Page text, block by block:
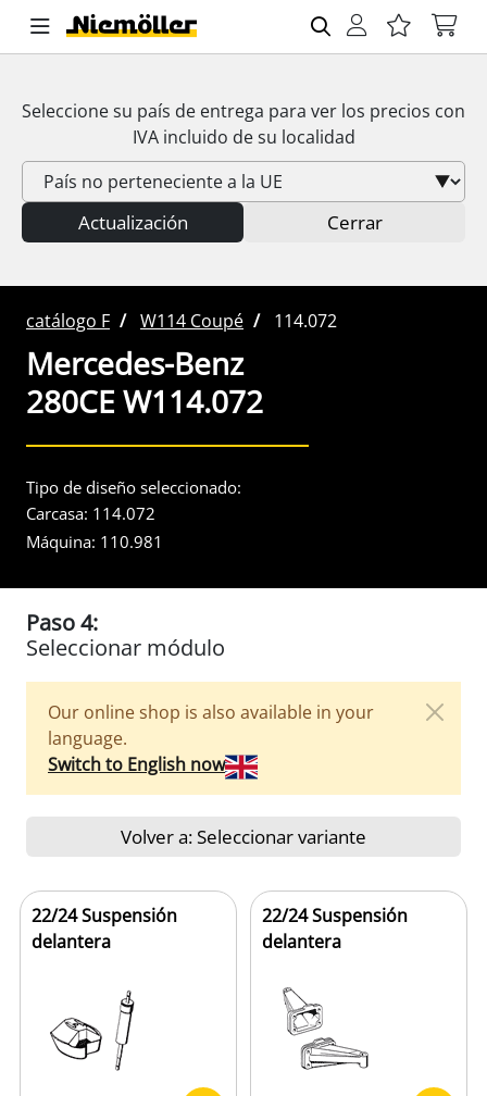
Seleccione su país de entrega para ver los precios con
IVAincluido de su localidad
Actualización Cerrar
catálogo F W114 Coupé 114.072
Mercedes-Benz
280CE W114.072
Tipo de diseño seleccionado:
Carcasa: 114.072
Máquina: 110.981
Paso 4:
Seleccionar módulo
Our online shop is also available in your
language.
Switch to English now
Volver a: Seleccionar variante
22/24 Suspensión
delantera
22/24 Suspensión
delantera